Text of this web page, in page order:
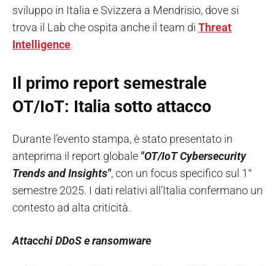
sviluppo in Italia e Svizzera a Mendrisio, dove si
trova il Lab che ospita anche il team di Threat
Intelligence.
Il primo report semestrale
OT/IoT: Italia sotto attacco
Durante l’evento stampa, è stato presentato in
anteprima il report globale "OT/IoT Cybersecurity
Trends and Insights", con un focus specifico sul 1°
semestre 2025. I dati relativi all’Italia confermano un
contesto ad alta criticità.
Attacchi DDoS e ransomware